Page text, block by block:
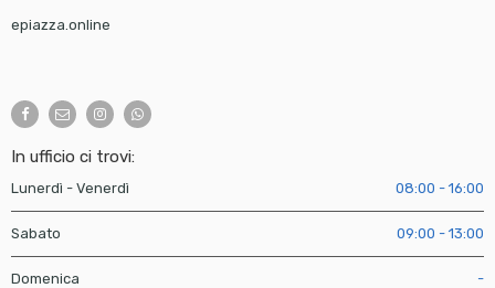
epiazza.online
In ufficio ci trovi:
Lunerdì - Venerdì 08:00 - 16:00
Sabato 09:00 - 13:00
Domenica -